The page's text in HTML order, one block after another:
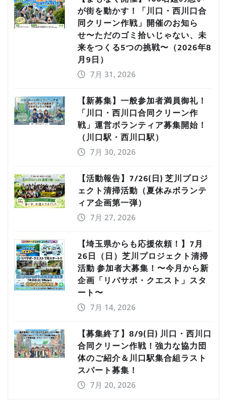
が街を動かす！「川口・西川口合
同クリーン作戦」開催のお知ら
せ〜ただのゴミ拾いじゃない、未
来をつくる5つの挑戦〜（2026年8
月9日）
7月 31, 2026
【新募集】一般参加者満員御礼！
「川口・西川口合同クリーン作
戦」運営ボランティア募集開始！
（川口駅・西川口駅）
7月 30, 2026
【活動報告】7/26(日) 芝川プロジ
ェクト清掃活動（夏休みボランテ
ィア企画第一弾）
7月 27, 2026
【埼玉県からも応援依頼！】7月
26日（日）芝川プロジェクト清掃
活動 参加者大募集！〜今月から新
企画「リバサポ・クエスト」スタ
ート〜
7月 14, 2026
【募集終了】8/9(日) 川口・西川口
合同クリーン作戦！強力な協力団
体のご紹介＆川口駅集合組ラスト
スパート募集！
7月 20, 2026